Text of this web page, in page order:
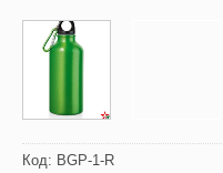
Код: BGP-1-R